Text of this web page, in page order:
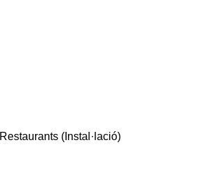
Restaurants (Instal·lació)